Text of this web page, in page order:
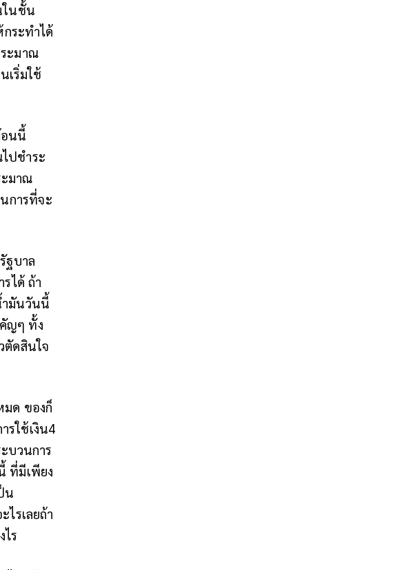
ในชั้น
ระทำได้
ะมาณ
เริ่มใช้
อนนี้
ปชำระ
มาณ
การที่จะ
ฐบาล
ได้ ถ้า
ำมันวันนี้
ญๆ ทั้ง
ตัดสินใจ
มด ของก็
รใช้เงิน4
บวนการ
ที่มีเพียง
น
รเลยถ้า
ร